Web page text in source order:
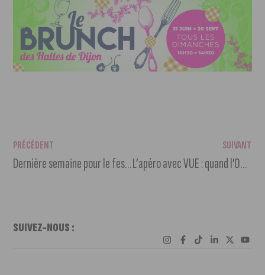
PRÉCÉDENT
Dernière semaine pour le festival Jours de Fête à Fontaine d’Ouche
SUIVANT
L’apéro avec VUE : quand l’Office de Tourisme s’associe aux Climats
SUIVEZ-NOUS :